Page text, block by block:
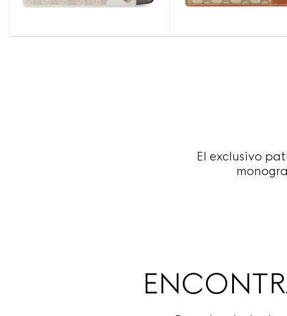
El exclusivo